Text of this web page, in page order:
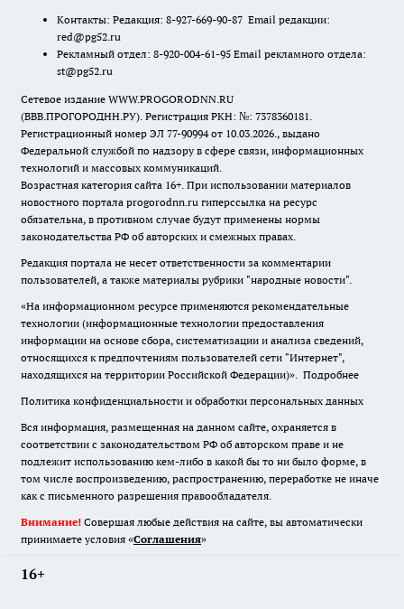
Контакты: Редакция: 8-927-669-90-87 Email редакции:
red@pg52.ru
Рекламный отдел: 8-920-004-61-95 Email рекламного отдела:
st@pg52.ru
Сетевое издание WWW.PROGORODNN.RU
(ВВВ.ПРОГОРОДНН.РУ). Регистрация РКН: №: 7378360181.
Регистрационный номер ЭЛ 77-90994 от 10.03.2026., выдано
Федеральной службой по надзору в сфере связи, информационных
технологий и массовых коммуникаций.
Возрастная категория сайта 16+. При использовании материалов
новостного портала progorodnn.ru гиперссылка на ресурс
обязательна, в противном случае будут применены нормы
законодательства РФ об авторских и смежных правах.
Редакция портала не несет ответственности за комментарии
пользователей, а также материалы рубрики "народные новости".
«На информационном ресурсе применяются рекомендательные
технологии (информационные технологии предоставления
информации на основе сбора, систематизации и анализа сведений,
относящихся к предпочтениям пользователей сети "Интернет",
находящихся на территории Российской Федерации)». Подробнее
Политика конфиденциальности и обработки персональных данных
Вся информация, размещенная на данном сайте, охраняется в
соответствии с законодательством РФ об авторском праве и не
подлежит использованию кем-либо в какой бы то ни было форме, в
том числе воспроизведению, распространению, переработке не иначе
как с письменного разрешения правообладателя.
Внимание! Совершая любые действия на сайте, вы автоматически
принимаете условия «Cоглашения»
16+